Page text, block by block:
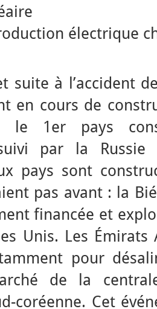
électrique
suite à l’accident
en cours de
le 1er pays
par la
pays sont
pas avant : la
financée et
Unis. Les
pour
de la
coréenne. Cet